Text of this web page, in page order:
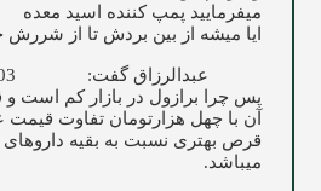
میفرمایید پمپ کننده اسید معده
ایا میشه از بین بردش تا از
عبدالرزاق گفت:
پس چرا برازول در بازار کم است
آن با چهل هزارتومان تفاوت قیمت
قرص بهتری نسبت به بقیه داروهای
میباشد.